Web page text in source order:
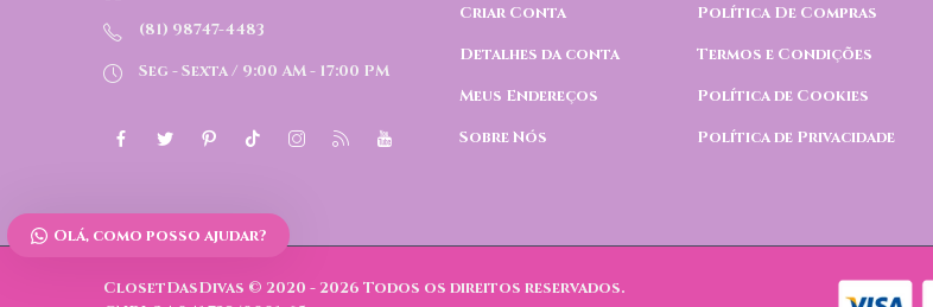
(81) 98747-4483
Seg - Sexta / 9:00 AM - 17:00 PM
Criar Conta
Detalhes da conta
Meus Endereços
Sobre Nós
Política De Compras
Termos e Condições
Política de Cookies
Política de Privacidade
ClosetDasDivas © 2020 - 2026 Todos os direitos reservados.
Olá, como posso ajudar?